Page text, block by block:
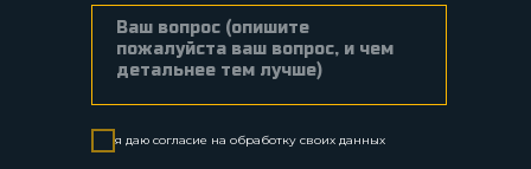
я даю согласие на обработку своих данных